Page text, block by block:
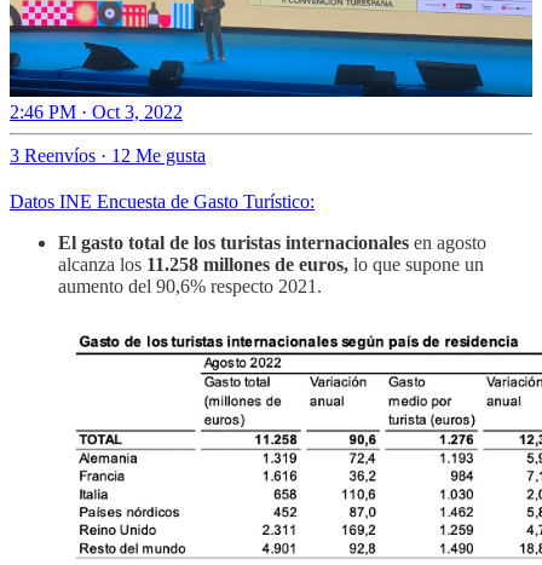
2:46 PM · Oct 3, 2022
3 Reenvíos · 12 Me gusta
Datos INE Encuesta de Gasto Turístico:
El gasto total de los turistas internacionales en agosto
alcanza los 11.258 millones de euros, lo que supone un
aumento del 90,6% respecto 2021.